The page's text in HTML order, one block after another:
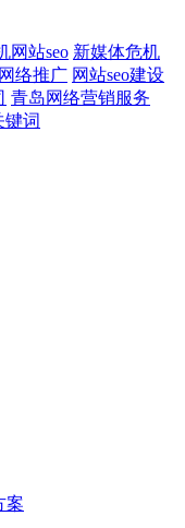
网站seo 新媒体危机
络推广 网站seo建设
青岛网络营销服务
键词
案